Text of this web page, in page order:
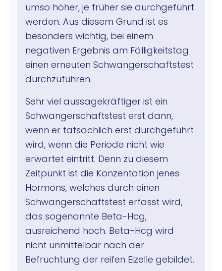
umso höher, je früher sie durchgeführt
werden. Aus diesem Grund ist es
besonders wichtig, bei einem
negativen Ergebnis am Fälligkeitstag
einen erneuten Schwangerschaftstest
durchzuführen.
Sehr viel aussagekräftiger ist ein
Schwangerschaftstest erst dann,
wenn er tatsächlich erst durchgeführt
wird, wenn die Periode nicht wie
erwartet eintritt. Denn zu diesem
Zeitpunkt ist die Konzentation jenes
Hormons, welches durch einen
Schwangerschaftstest erfasst wird,
das sogenannte Beta-Hcg,
ausreichend hoch. Beta-Hcg wird
nicht unmittelbar nach der
Befruchtung der reifen Eizelle gebildet.